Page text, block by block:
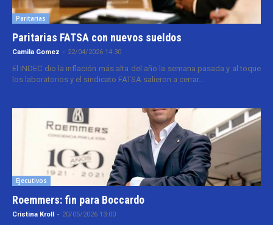
Paritarias
Paritarias FATSA con nuevos sueldos
Camila Gomez - 22/04/2026 14:30
El INDEC dio la inflación más alta del año la semana pasada y al toque
los laboratorios y el sindicato FATSA salieron a cerrar...
Ejecutivos
Roemmers: fin para Boccardo
Cristina Kroll - 20/05/2026 13:00